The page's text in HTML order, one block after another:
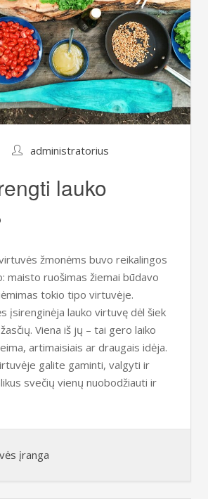
administratorius
lauko
žmonėms buvo reikalingos
maisto ruošimas žiemai būdavo
tokio tipo virtuvėje.
įsirenginėja lauko virtuvę dėl šiek
Viena iš jų – tai gero laiko
artimaisiais ar draugais idėja.
galite gaminti, valgyti ir
svečių vienų nuobodžiauti ir
įranga